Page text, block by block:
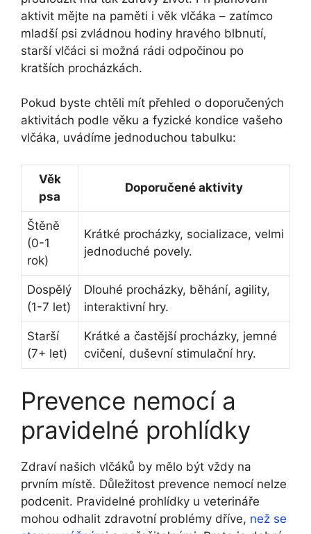
aktivit mějte na paměti i věk vlčáka – zatímco
mladší psi zvládnou hodiny hravého blbnutí,
starší vlčáci si možná rádi odpočinou po
kratších procházkách.
Pokud byste chtěli mít přehled o doporučených
aktivitách podle věku a fyzické kondice vašeho
vlčáka, uvádíme jednoduchou tabulku:
Věk
psa
Doporučené aktivity
Štěně
(0-1
rok)
Krátké procházky, socializace, velmi
jednoduché povely.
Dospělý
(1-7 let)
Dlouhé procházky, běhání, agility,
interaktivní hry.
Starší
(7+ let)
Krátké a častější procházky, jemné
cvičení, duševní stimulační hry.
Prevence nemocí a
pravidelné prohlídky
Zdraví našich vlčáků by mělo být vždy na
prvním místě. Důležitost prevence nemocí nelze
podcenit. Pravidelné prohlídky u veterináře
mohou odhalit zdravotní problémy dříve, než se